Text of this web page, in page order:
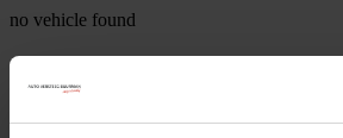
no vehicle found